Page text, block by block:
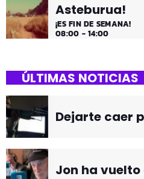
Asteburua!
¡ES FIN DE SEMANA!
08:00 - 14:00
ÚLTIMAS NOTICIAS
Dejarte caer
Jon ha